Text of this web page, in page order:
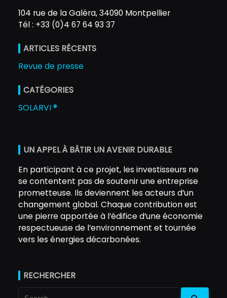
104 rue de la Galéra, 34090 Montpellier
Tél : +33 (0)4 67 64 93 37
ARTICLES RÉCENTS
Revue de presse
CATÉGORIES
SOLARVI ®
UN APPEL À BÂTIR UN AVENIR DURABLE
En participant à ce projet, les investisseurs ne
se contentent pas de soutenir une entreprise
prometteuse. Ils deviennent les acteurs d’un
changement global. Chaque contribution est
une pierre apportée à l’édifice d’une économie
respectueuse de l’environnement et tournée
vers les énergies décarbonées.
RECHERCHER
Search